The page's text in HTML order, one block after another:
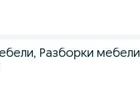
Разборки мебели